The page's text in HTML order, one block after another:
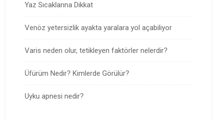
Yaz Sıcaklarına Dikkat
Venöz yetersizlik ayakta yaralara yol açabiliyor
Varis neden olur, tetikleyen faktörler nelerdir?
Üfürüm Nedir? Kimlerde Görülür?
Uyku apnesi nedir?